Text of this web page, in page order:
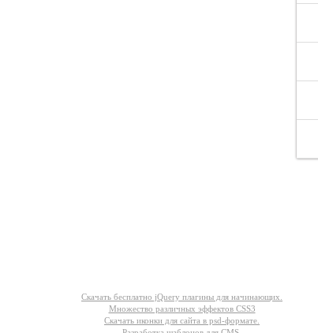
Скачать бесплатно jQuery плагины для начинающих.
Множество различных эффектов CSS3
Скачать иконки для сайта в psd-формате.